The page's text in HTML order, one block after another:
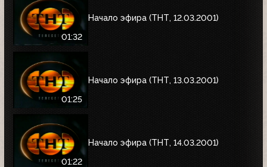
01:32
Начало эфира (ТНТ, 12.03.2001)
01:25
Начало эфира (ТНТ, 13.03.2001)
01:22
Начало эфира (ТНТ, 14.03.2001)